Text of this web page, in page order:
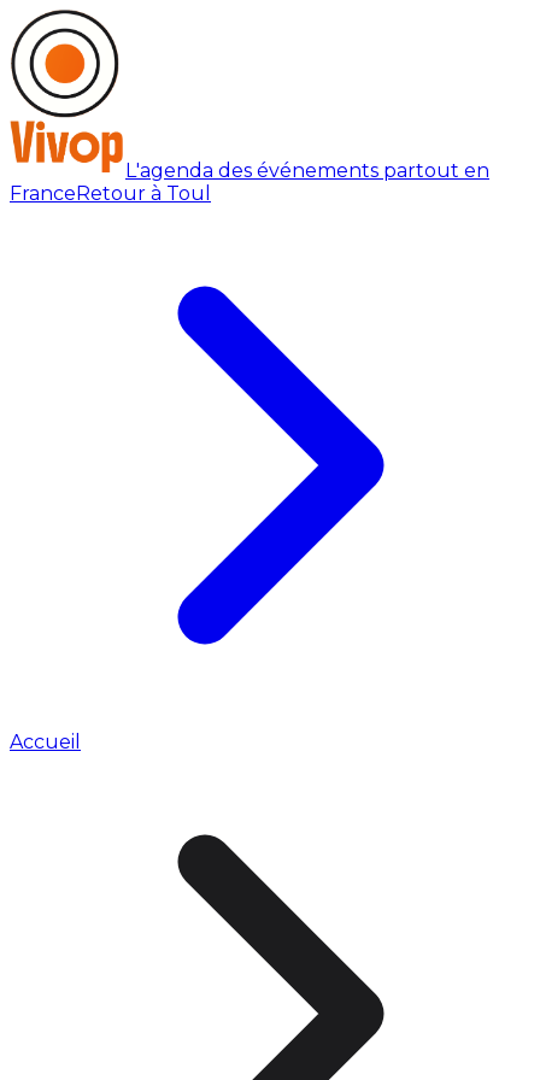
L'agenda des événements partout en
FranceRetour à Toul
Accueil